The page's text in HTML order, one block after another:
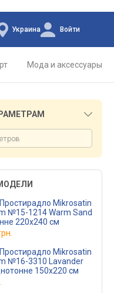
Украина Войти
Мода и аксессуары
Mikrosatin
№15-1214 Warm Sand
220x240 см
Mikrosatin
№16-3310 Lavander
150х220 см